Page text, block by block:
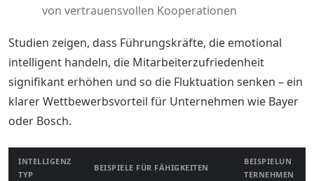
von vertrauensvollen Kooperationen
Studien zeigen, dass Führungskräfte, die emotional
intelligent handeln, die Mitarbeiterzufriedenheit
signifikant erhöhen und so die Fluktuation senken – ein
klarer Wettbewerbsvorteil für Unternehmen wie Bayer
oder Bosch.
INTELLIGENZ
TYP
BEISPIELE FÜR FÄHIGKEITEN
BEISPIELUN
TERNEHMEN